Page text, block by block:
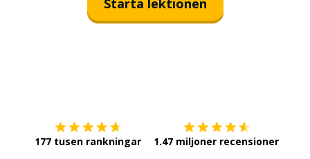
Starta lektionen
177 tusen rankningar 1.47 miljoner recensioner